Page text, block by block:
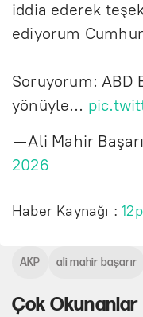
iddia ederek
ediyorum
Soruyorum: ABD
yönüyle…
— Ali Mahir
2026
Haber Kaynağı :
Çok Okunanlar
AKP ali mahir başarır